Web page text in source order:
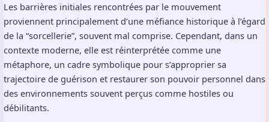
des compléments, offrant des perspectives de rétablissement
pour ceux qui ne se retrouvent pas dans le modèle canonique.
En effet, les forums et témoignages en ligne indiquent que ces
méthodes nouvelles sont parfois ce dont certains ont besoin
pour aller de l’avant.
Les barrières initiales rencontrées par le mouvement
proviennent principalement d’une méfiance historique à l’égard